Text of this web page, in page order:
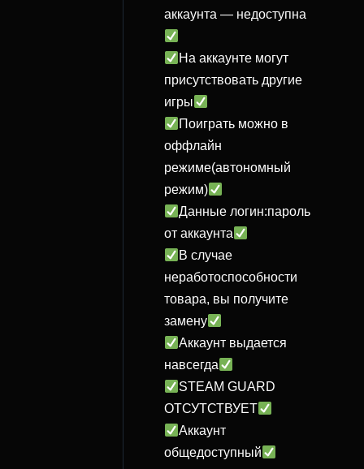
аккаунта — недоступна
На аккаунте могут
присутствовать другие
игры
Поиграть можно в
оффлайн
режиме(автономный
режим)
Данные логин:пароль
от аккаунта
В случае
неработоспособности
товара, вы получите
замену
Аккаунт выдается
навсегда
STEAM GUARD
ОТСУТСТВУЕТ
Аккаунт
общедоступный